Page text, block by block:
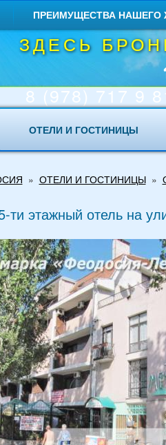
ПРЕИМУЩЕСТВА НАШЕГО
ЗДЕСЬ
8 (978) 717 9
ОТЕЛИ И ГОСТИНИЦЫ
» ОТЕЛИ И ГОСТИНИЦЫ »
ти этажный отель на